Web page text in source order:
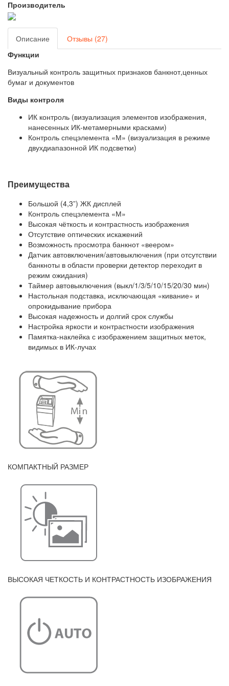
Производитель
Описание
Отзывы (27)
Функции
Визуальный контроль защитных признаков банкнот,ценных
бумаг и документов
Виды контроля
ИК контроль (визуализация элементов изображения,
нанесенных ИК-метамерными красками)
Контроль спецэлемента «М» (визуализация в режиме
двухдиапазонной ИК подсветки)
Преимущества
Большой (4,3”) ЖК дисплей
Контроль спецэлемента «М»
Высокая чёткость и контрастность изображения
Отсутствие оптических искажений
Возможность просмотра банкнот «веером»
Датчик автовключения/автовыключения (при отсутствии
банкноты в области проверки детектор переходит в
режим ожидания)
Таймер автовыключения (выкл/1/3/5/10/15/20/30 мин)
Настольная подставка, исключающая «кивание» и
опрокидывание прибора
Высокая надежность и долгий срок службы
Настройка яркости и контрастности изображения
Памятка-наклейка с изображением защитных меток,
видимых в ИК-лучах
КОМПАКТНЫЙ РАЗМЕР
ВЫСОКАЯ ЧЕТКОСТЬ И КОНТРАСТНОСТЬ ИЗОБРАЖЕНИЯ